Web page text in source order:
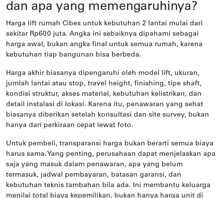
dan apa yang memengaruhinya?
Harga lift rumah Cibes untuk kebutuhan 2 lantai mulai dari
sekitar Rp600 juta. Angka ini sebaiknya dipahami sebagai
harga awal, bukan angka final untuk semua rumah, karena
kebutuhan tiap bangunan bisa berbeda.
Harga akhir biasanya dipengaruhi oleh model lift, ukuran,
jumlah lantai atau stop, travel height, finishing, tipe shaft,
kondisi struktur, akses material, kebutuhan kelistrikan, dan
detail instalasi di lokasi. Karena itu, penawaran yang sehat
biasanya diberikan setelah konsultasi dan site survey, bukan
hanya dari perkiraan cepat lewat foto.
Untuk pembeli, transparansi harga bukan berarti semua biaya
harus sama. Yang penting, perusahaan dapat menjelaskan apa
saja yang masuk dalam penawaran, apa yang belum
termasuk, jadwal pembayaran, batasan garansi, dan
kebutuhan teknis tambahan bila ada. Ini membantu keluarga
menilai total biaya kepemilikan, bukan hanya harga unit di